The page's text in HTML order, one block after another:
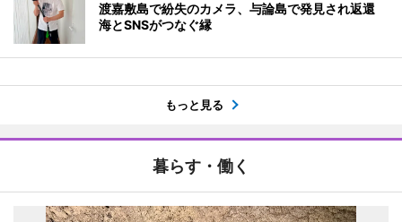
渡嘉敷島で紛失のカメラ、与論島で発見され返還
海とSNSがつなぐ縁
もっと見る
暮らす・働く